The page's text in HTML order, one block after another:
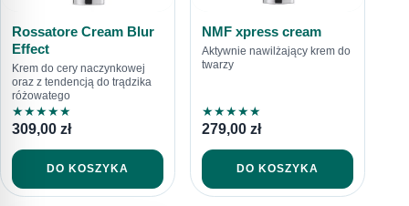
Rossatore Cream Blur
Effect
Krem do cery naczynkowej
oraz z tendencją do trądzika
różowatego
★★★★★
309,00 zł
DO KOSZYKA
NMF xpress cream
Aktywnie nawilżający krem do
twarzy
★★★★★
279,00 zł
DO KOSZYKA